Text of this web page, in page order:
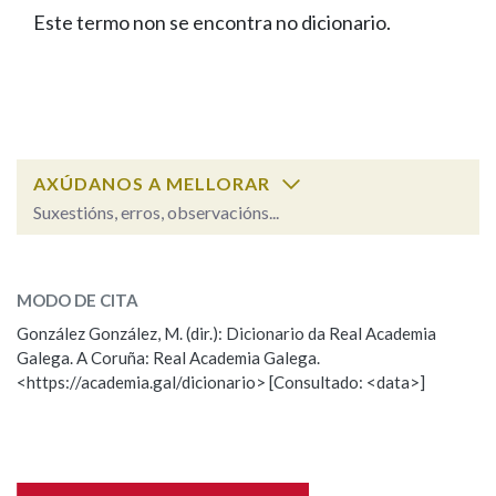
FIGURAS HOMENAXEADAS
PORTAL DAS PALABRAS
Facebook
TwitterYoutubeInstagram
Bluesky
BUSCAR NOS LEMAS
Remata por
BUSCAR NO CONTIDO
Nas definicións
Este termo non se encontra no dicionario.
AXÚDANOS A MELLORAR
Suxestións, erros, observacións...
Observación
Nome
MODO DE CITA
González González, M. (dir.): Dicionario da Real Academia
Galega. A Coruña: Real Academia Galega.
<https://academia.gal/dicionario> [Consultado: <data>]